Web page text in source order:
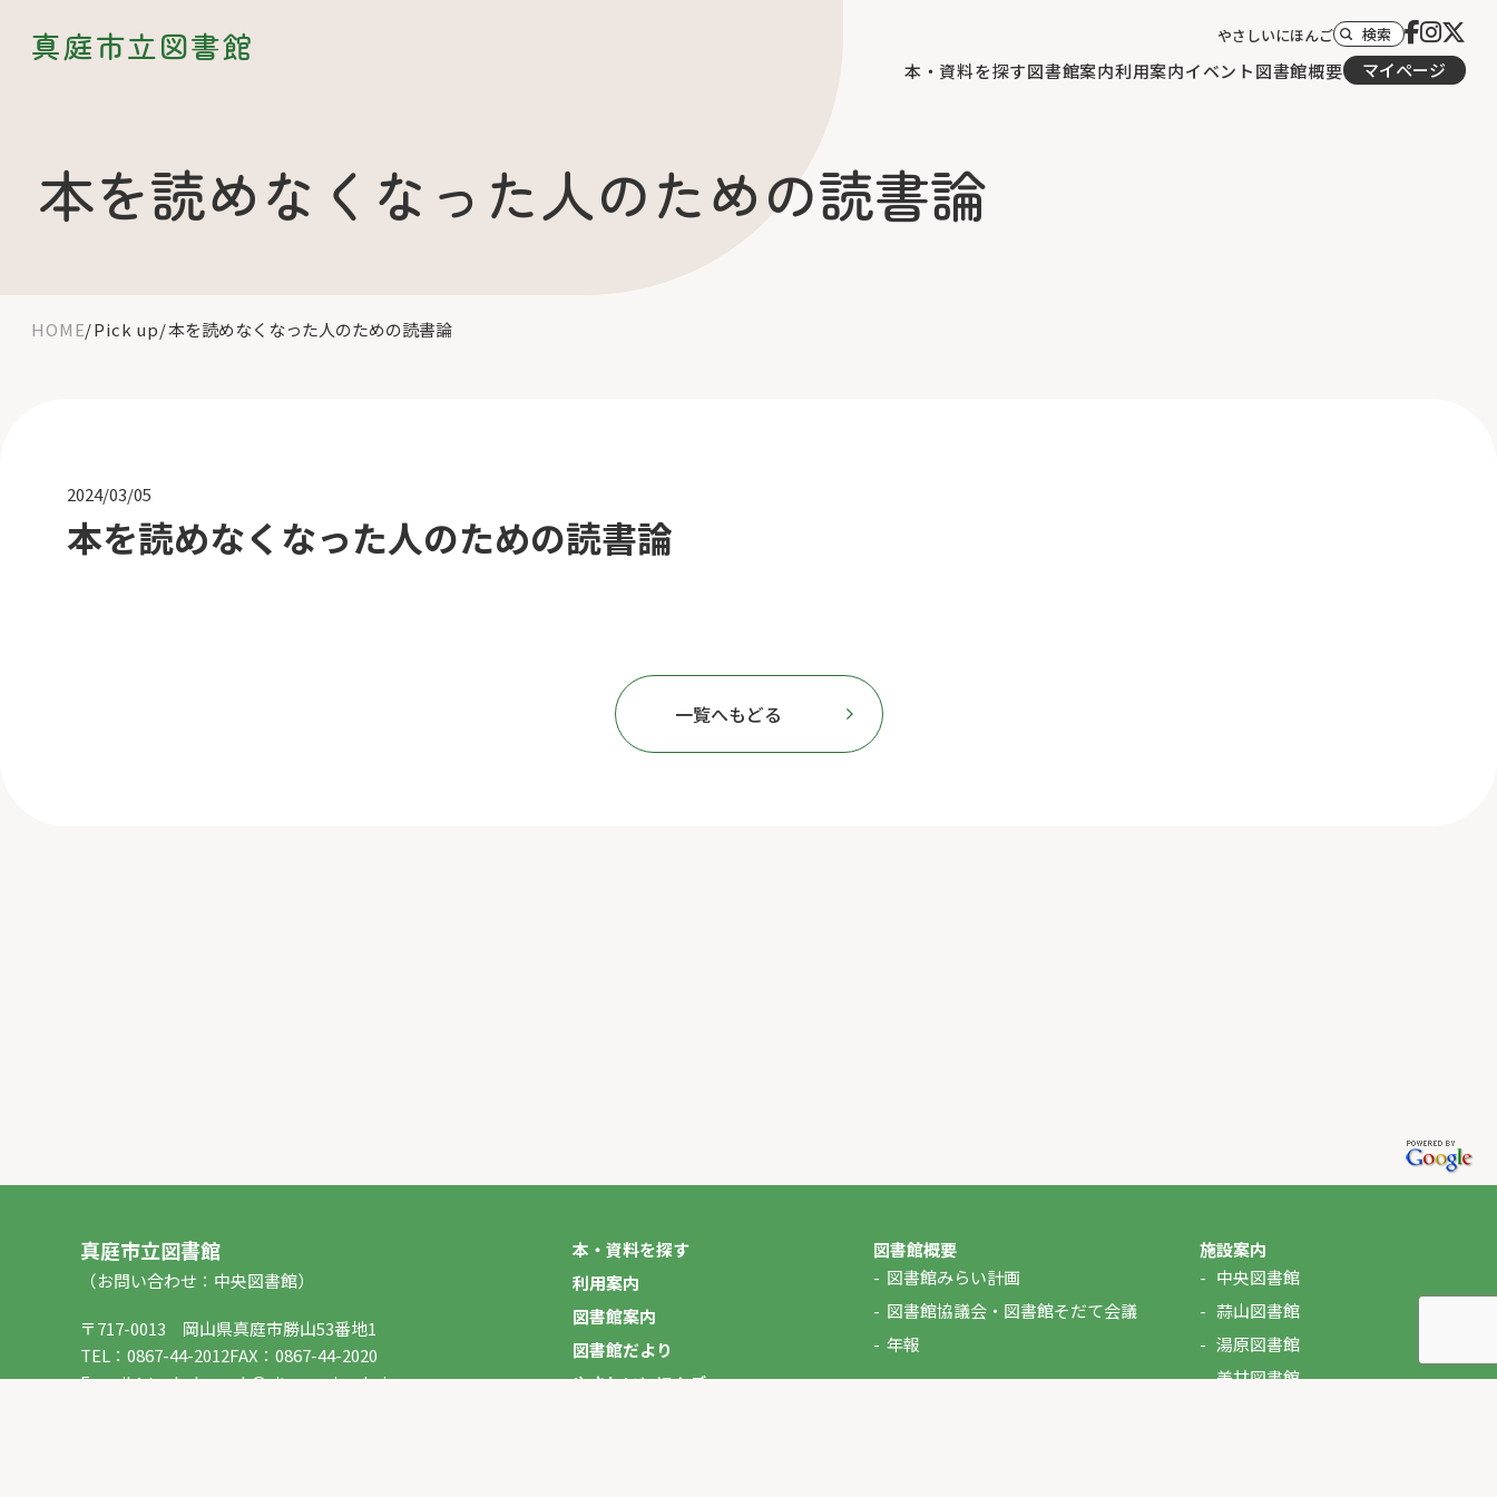
真庭市立図書館
本・資料を探す図書館案内利用案内イベント図書館概要 マイページ
やさしいにほんご 検索
本を読めなくなった人のための読書論
HOME Pick up 本を読めなくなった人のための読書論
2024/03/05
本を読めなくなった人のための読書論
一覧へもどる
真庭市立図書館
（お問い合わせ：中央図書館）
〒717-0013 岡山県真庭市勝山53番地1
TEL： 0867-44-2012FAX：0867-44-2020
E-mail：toshokan_ch@city.maniwa.lg.jp
本・資料を探す
利用案内
図書館案内
図書館だより
やさしいにほんご
図書館概要
図書館みらい計画
図書館協議会・図書館そだて会議
年報
施設案内
中央図書館
蒜山図書館
湯原図書館
美甘図書館